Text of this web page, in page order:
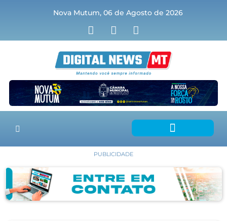
Nova Mutum, 06 de Agosto de 2026
PUBLICIDADE